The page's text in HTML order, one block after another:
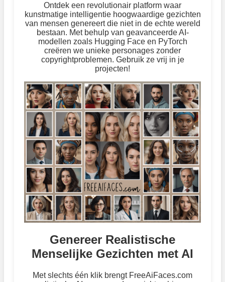
Ontdek een revolutionair platform waar
kunstmatige intelligentie hoogwaardige gezichten
van mensen genereert die niet in de echte wereld
bestaan. Met behulp van geavanceerde AI-
modellen zoals Hugging Face en PyTorch
creëren we unieke personages zonder
copyrightproblemen. Gebruik ze vrij in je
projecten!
Genereer Realistische
Menselijke Gezichten met AI
Met slechts één klik brengt FreeAiFaces.com